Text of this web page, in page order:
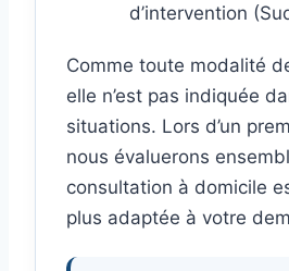
d’intervention
Comme toute modalité
elle n’est pas indiquée
situations. Lors d’un
nous évaluerons
consultation à domicile
plus adaptée à votre